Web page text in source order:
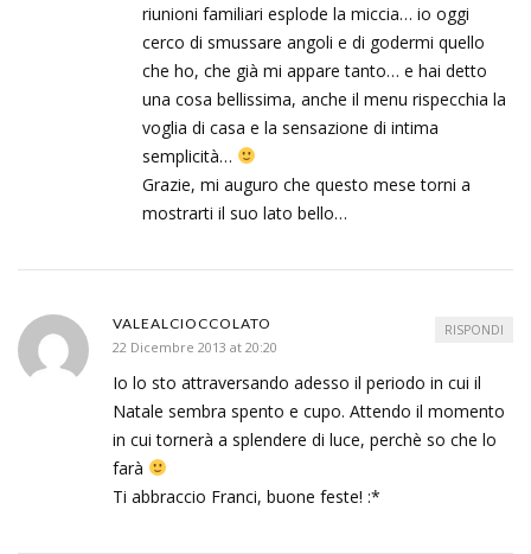
riunioni familiari esplode la miccia… io oggi
cerco di smussare angoli e di godermi quello
che ho, che già mi appare tanto… e hai detto
una cosa bellissima, anche il menu rispecchia la
voglia di casa e la sensazione di intima
semplicità…
Grazie, mi auguro che questo mese torni a
mostrarti il suo lato bello…
VALEALCIOCCOLATO
22 Dicembre 2013 at 20:20
Io lo sto attraversando adesso il periodo in cui il
Natale sembra spento e cupo. Attendo il momento
in cui tornerà a splendere di luce, perchè so che lo
farà
Ti abbraccio Franci, buone feste! :*
RISPONDI